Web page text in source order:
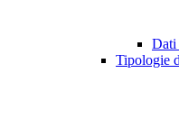
Dati
Tipologie